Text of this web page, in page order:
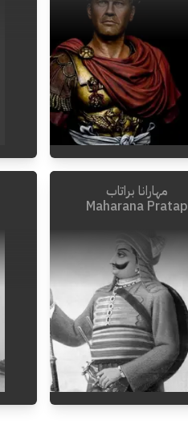
مهارانا براتاب
Maharana Pratap